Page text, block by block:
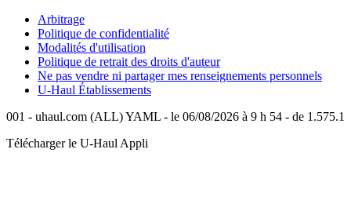
Arbitrage
Politique de confidentialité
Modalités d'utilisation
Politique de retrait des droits d'auteur
Ne pas vendre ni partager mes renseignements personnels
U-Haul Établissements
001 - uhaul.com (ALL) YAML - le 06/08/2026 à 9 h 54 - de 1.575.1
Télécharger le U-Haul Appli